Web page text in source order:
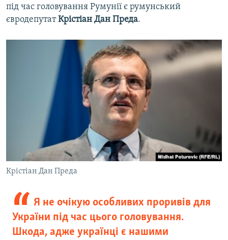
під час головування Румунії є румунський
євродепутатКрістіан Дан Преда.
Крістіан Дан Преда
Я не очікую особливих проривів для
України під час цього головування.
Шкода, адже українці є нашими